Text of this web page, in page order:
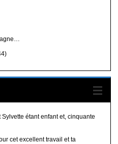
étant enfant et, cinquante
cet excellent travail et ta